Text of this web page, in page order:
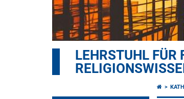
LEHRSTUHL FÜR